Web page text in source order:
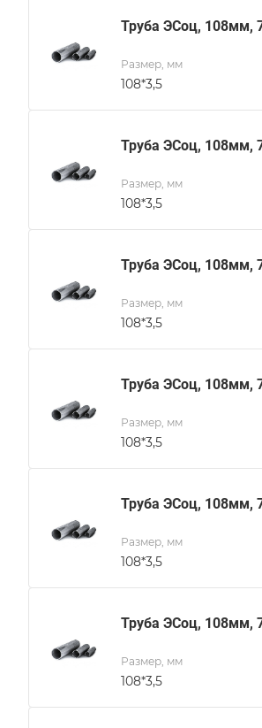
Труба ЭСоц, 108мм,
Размер, мм
108*3,5
Труба ЭСоц, 108мм,
Размер, мм
108*3,5
Труба ЭСоц, 108мм,
Размер, мм
108*3,5
Труба ЭСоц, 108мм,
Размер, мм
108*3,5
Труба ЭСоц, 108мм,
Размер, мм
108*3,5
Труба ЭСоц, 108мм,
Размер, мм
108*3,5